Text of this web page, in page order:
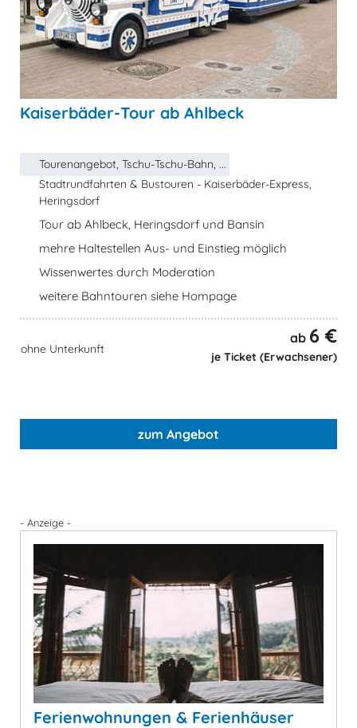
Kaiserbäder-Tour ab Ahlbeck
Tourenangebot, Tschu-Tschu-Bahn, ...
Stadtrundfahrten & Bustouren - Kaiserbäder-Express,
Heringsdorf
Tour ab Ahlbeck, Heringsdorf und Bansin
mehre Haltestellen Aus- und Einstieg möglich
Wissenwertes durch Moderation
weitere Bahntouren siehe Hompage
ohne Unterkunft
ab 6 €
je Ticket (Erwachsener)
zum Angebot
- Anzeige -
Ferienwohnungen & Ferienhäuser